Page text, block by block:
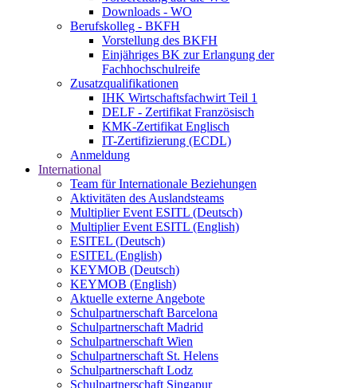
Downloads - WO
Berufskolleg - BKFH
Vorstellung des BKFH
Einjähriges BK zur Erlangung der
Fachhochschulreife
Zusatzqualifikationen
IHK Wirtschaftsfachwirt Teil 1
DELF - Zertifikat Französisch
KMK-Zertifikat Englisch
IT-Zertifizierung (ECDL)
Anmeldung
International
Team für Internationale Beziehungen
Aktivitäten des Auslandsteams
Multiplier Event ESITL (Deutsch)
Multiplier Event ESITL (English)
ESITEL (Deutsch)
ESITEL (English)
KEYMOB (Deutsch)
KEYMOB (English)
Aktuelle externe Angebote
Schulpartnerschaft Barcelona
Schulpartnerschaft Madrid
Schulpartnerschaft Wien
Schulpartnerschaft St. Helens
Schulpartnerschaft Lodz
Schulpartnerschaft Singapur